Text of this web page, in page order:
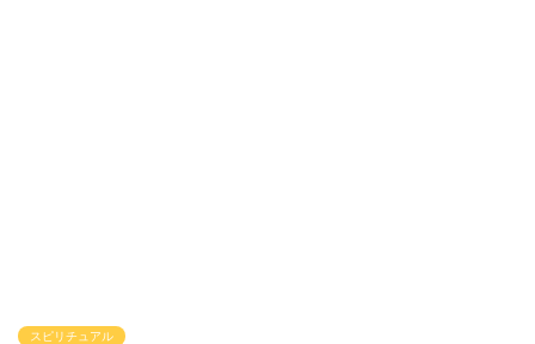
スピリチュアル